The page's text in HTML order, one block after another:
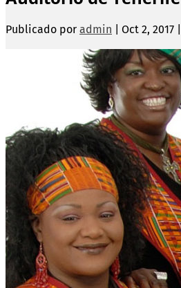
Publicado por admin Oct 2, 2017